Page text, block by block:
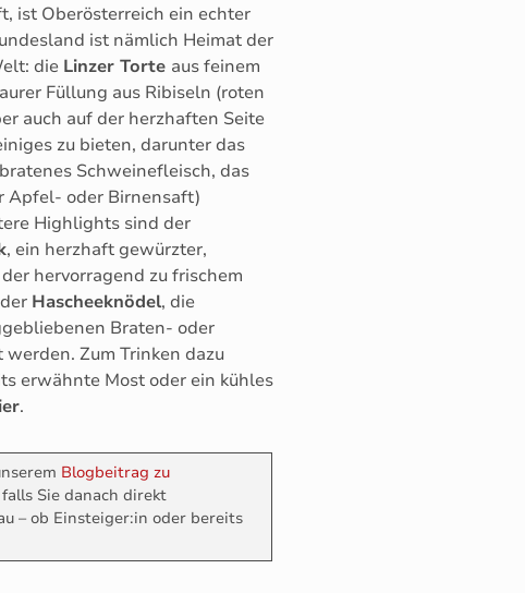
ist Oberösterreich ein echter
ist nämlich Heimat der
die Linzer Torte aus feinem
Füllung aus Ribiseln (roten
auch auf der herzhaften Seite
zu bieten, darunter das
Schweinefleisch, das
Apfel- oder Birnensaft)
Highlights sind der
, ein herzhaft gewürzter,
hervorragend zu frischem
Hascheeknödel, die
Braten- oder
Zum Trinken dazu
erwähnte Most oder ein kühles
.
Blogbeitrag zu
Sie danach direkt
– ob Einsteiger:in oder bereits